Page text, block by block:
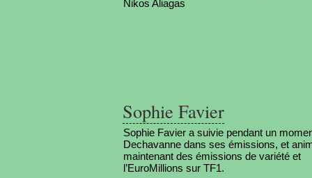
Nikos Aliagas
Sophie Favier
Sophie Favier a suivie pendant un
Dechavanne dans ses émissions, et
maintenant des émissions de variété et
l’EuroMillions sur TF1.